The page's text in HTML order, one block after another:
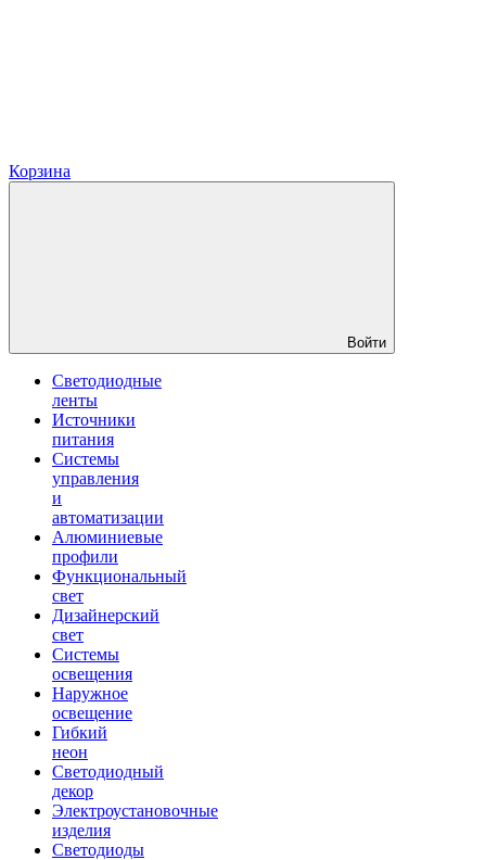
Корзина
Войти
Светодиодные
ленты
Источники
питания
Системы
управления
и
автоматизации
Алюминиевые
профили
Функциональный
свет
Дизайнерский
свет
Системы
освещения
Наружное
освещение
Гибкий
неон
Светодиодный
декор
Электроустановочные
изделия
Светодиоды